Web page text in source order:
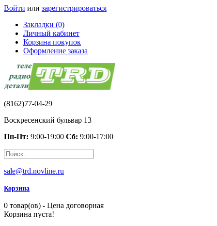
Войти или зарегистрироваться
Закладки (0)
Личный кабинет
Корзина покупок
Оформление заказа
(8162)77-04-29
Воскресенский бульвар 13
Пн-Пт: 9:00-19:00 Сб: 9:00-17:00
sale@trd.novline.ru
Корзина
0 товар(ов) - Цена договорная
Корзина пуста!